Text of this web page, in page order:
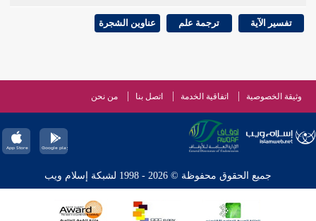
تفسير الآية ترجمة علم عناوين الشجرة
وثيقة الخصوصية اتفاقية الخدمة اتصل بنا من نحن
جميع الحقوق محفوظة © 2026 - 1998 لشبكة إسلام ويب